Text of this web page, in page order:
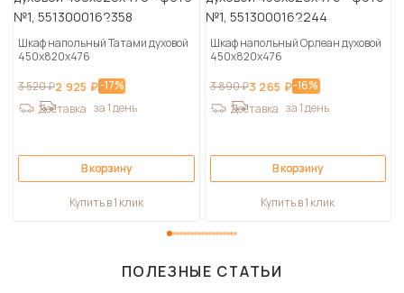
Шкаф напольный Татами духовой
450х820х476
3 520 ₽2 925 ₽-17%
Доставка за 1 день
В корзину
Купить в 1 клик
Шкаф напольный Орлеан духовой
450х820х476
3 890 ₽3 265 ₽-16%
Доставка за 1 день
В корзину
Купить в 1 клик
ПОЛЕЗНЫЕ СТАТЬИ